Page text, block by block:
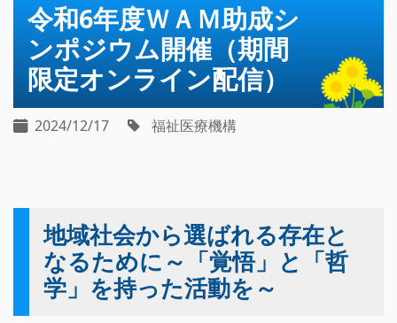
令和6年度ＷＡＭ助成シ
ンポジウム開催（期間
限定オンライン配信）
2024/12/17 福祉医療機構
地域社会から選ばれる存在と
なるために～「覚悟」と「哲
学」を持った活動を～